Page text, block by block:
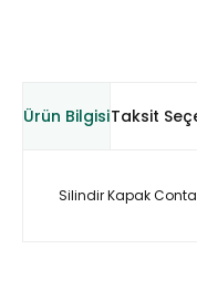
Ürün BilgisiTaksit
Silindir Kapak